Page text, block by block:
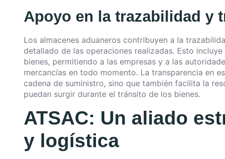
Apoyo en la trazabilidad y
Los almacenes aduaneros contribuyen a la
detallado de las operaciones realizadas. Esto
bienes, permitiendo a las empresas y a las
mercancías en todo momento. La transparencia en
cadena de suministro, sino que también facilita la
puedan surgir durante el tránsito de los bienes.
ATSAC: Un aliado
y logística